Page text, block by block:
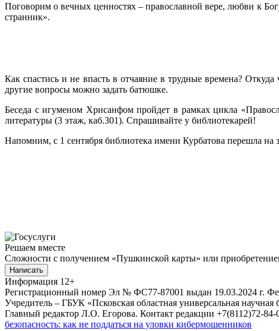
Поговорим о вечных ценностях – православной вере, любви к
странник».
Как спастись и не впасть в отчаяние в трудные времена?
другие вопросы можно задать батюшке.
Беседа с игуменом Хрисанфом пройдет в рамках цикла
литературы (3 этаж, каб.301). Спрашивайте у библиотекарей!
Напомним, с 1 сентября библиотека имени Курбатова перешла
Решаем вместе
Сложности с получением «Пушкинской карты» или
Написать
Информация 12+
Регистрационный номер Эл № ФС77-87001 выдан 19.03.2024 г.
Учредитель – ГБУК «Псковская областная универсальная
Главный редактор Л.О. Егорова. Контакт редакции +7(8112)72-
безопасность: как не поддаться на уловки кибермошенников